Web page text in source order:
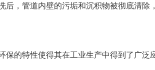
，管道内壁的污垢和沉积物被彻底清
的特性使得其在工业生产中得到了广